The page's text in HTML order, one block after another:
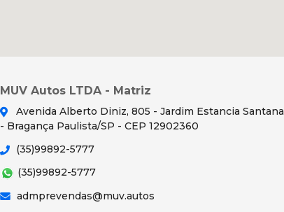
MUV Autos LTDA - Matriz
Avenida Alberto Diniz, 805 - Jardim Estancia Santana
- Bragança Paulista/SP - CEP 12902360
(35)99892-5777
(35)99892-5777
admprevendas@muv.autos